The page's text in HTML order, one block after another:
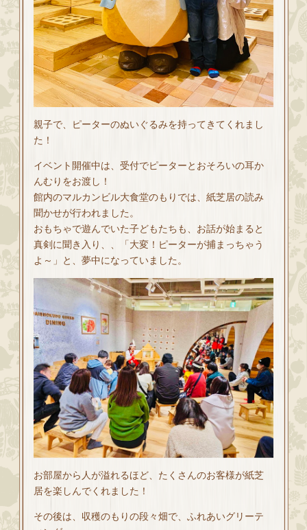
親子で、ピーターのぬいぐるみを持ってきてくれまし
た！
イベント開催中は、受付でピーターとおそろいの耳か
んむりをお渡し！
館内のマルカンビル大食堂のもりでは、紙芝居の読み
聞かせが行われました。
おもちゃで遊んでいた子どもたちも、お話が始まると
真剣に聞き入り、、「大変！ピーターが捕まっちゃう
よ～」と、夢中になっていました。
お部屋から人が溢れるほど、たくさんのお客様が紙芝
居を楽しんでくれました！
その後は、収穫のもりの段々畑で、ふれあいグリーテ